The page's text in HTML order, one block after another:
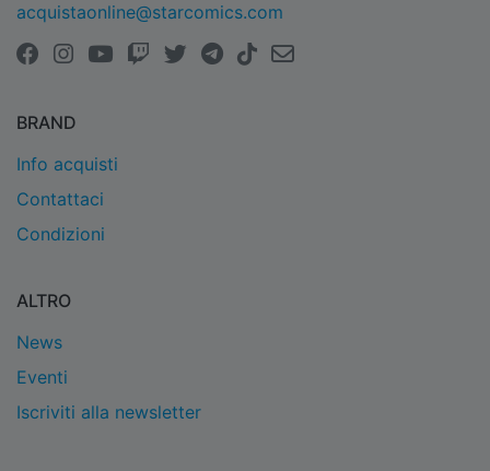
acquistaonline@starcomics.com
BRAND
Info acquisti
Contattaci
Condizioni
ALTRO
News
Eventi
Iscriviti alla newsletter